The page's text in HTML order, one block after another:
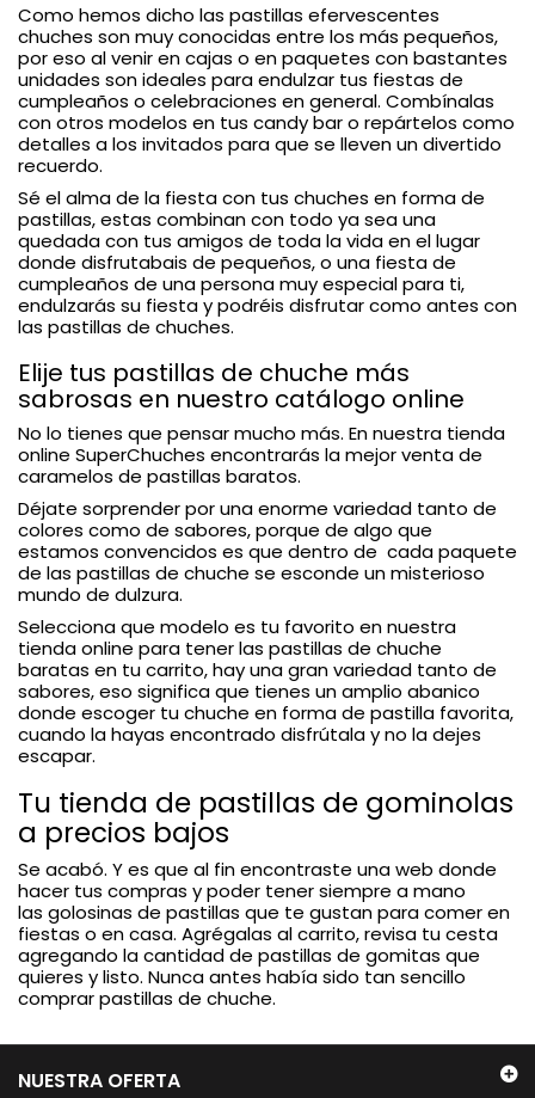
Como hemos dicho las pastillas efervescentes
chuches son muy conocidas entre los más pequeños,
por eso al venir en cajas o en paquetes con bastantes
unidades son ideales para endulzar tus fiestas de
cumpleaños o celebraciones en general. Combínalas
con otros modelos en tus candy bar o repártelos como
detalles a los invitados para que se lleven un divertido
recuerdo.
Sé el alma de la fiesta con tus chuches en forma de
pastillas, estas combinan con todo ya sea una
quedada con tus amigos de toda la vida en el lugar
donde disfrutabais de pequeños, o una fiesta de
cumpleaños de una persona muy especial para ti,
endulzarás su fiesta y podréis disfrutar como antes con
las pastillas de chuches.
Elije tus pastillas de chuche más
sabrosas en nuestro catálogo online
No lo tienes que pensar mucho más. En nuestra tienda
online SuperChuches encontrarás la mejor venta de
caramelos de pastillas baratos.
Déjate sorprender por una enorme variedad tanto de
colores como de sabores, porque de algo que
estamos convencidos es que dentro de cada paquete
de las pastillas de chuche se esconde un misterioso
mundo de dulzura.
Selecciona que modelo es tu favorito en nuestra
tienda online para tener las pastillas de chuche
baratas en tu carrito, hay una gran variedad tanto de
sabores, eso significa que tienes un amplio abanico
donde escoger tu chuche en forma de pastilla favorita,
cuando la hayas encontrado disfrútala y no la dejes
escapar.
Tu tienda de pastillas de gominolas
a precios bajos
Se acabó. Y es que al fin encontraste una web donde
hacer tus compras y poder tener siempre a mano
las golosinas de pastillas que te gustan para comer en
fiestas o en casa. Agrégalas al carrito, revisa tu cesta
agregando la cantidad de pastillas de gomitas que
quieres y listo. Nunca antes había sido tan sencillo
comprar pastillas de chuche.
NUESTRA OFERTA